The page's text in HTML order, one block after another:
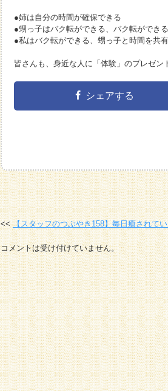
●姉は自分の時間が確保できる
●甥っ子はバク転ができる、バク転ができ
●私はバク転ができる、甥っ子と時間を共
皆さんも、身近な人に「体験」のプレゼン
シェアする
【スタッフのつぶやき158】毎日癒されて
コメントは受け付けていません。